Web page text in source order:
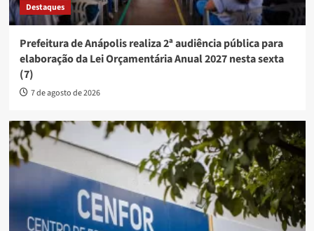
Destaques
Prefeitura de Anápolis realiza 2ª audiência pública para
elaboração da Lei Orçamentária Anual 2027 nesta sexta
(7)
7 de agosto de 2026